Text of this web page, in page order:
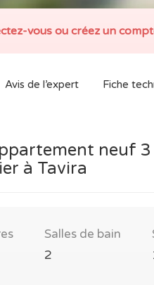
vous ou créez un
Avis de l’expert Fiche
neuf
à Tavira
Salles de bain
2